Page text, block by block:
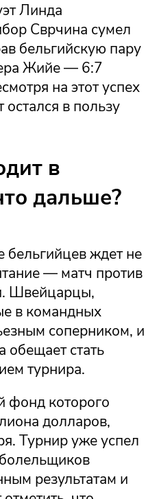
Линда
Сврчина сумел
бельгийскую пару
Жийе — 6:7
на этот успех
остался в пользу
в
дальше?
ждет не
— матч против
Швейцарцы,
в командных
соперником, и
обещает стать
турнира.
фонд которого
долларов,
Турнир уже успел
результатам и